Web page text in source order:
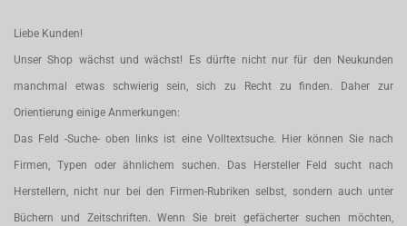
Liebe Kunden!
Unser Shop wächst und wächst! Es dürfte nicht nur für den Neukunden
manchmal etwas schwierig sein, sich zu Recht zu finden. Daher zur
Orientierung einige Anmerkungen:
Das Feld -Suche- oben links ist eine Volltextsuche. Hier können Sie nach
Firmen, Typen oder ähnlichem suchen. Das Hersteller Feld sucht nach
Herstellern, nicht nur bei den Firmen-Rubriken selbst, sondern auch unter
Büchern und Zeitschriften. Wenn Sie breit gefächerter suchen möchten,